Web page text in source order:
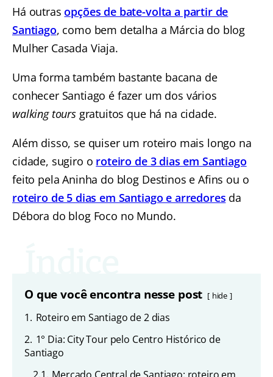
Há outras opções de bate-volta a partir de
Santiago, como bem detalha a Márcia do blog
Mulher Casada Viaja.
Uma forma também bastante bacana de
conhecer Santiago é fazer um dos vários
walking toursgratuitos que há na cidade.
Além disso, se quiser um roteiro mais longo na
cidade, sugiro o roteiro de 3 dias em Santiago
feito pela Aninha do blog Destinos e Afins ou o
roteiro de 5 dias em Santiago e arredores da
Débora do blog Foco no Mundo.
O que você encontra nesse post hide
1. Roteiro em Santiago de 2 dias
2. 1° Dia: City Tour pelo Centro Histórico de
Santiago